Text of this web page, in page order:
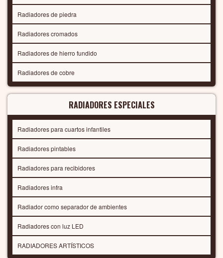
Radiadores de piedra
Radiadores cromados
Radiadores de hierro fundido
Radiadores de cobre
RADIADORES ESPECIALES
Radiadores para cuartos infantiles
Radiadores pintables
Radiadores para recibidores
Radiadores infra
Radiador como separador de ambientes
Radiadores con luz LED
RADIADORES ARTÍSTICOS